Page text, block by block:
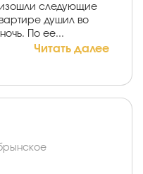
следующие
душил во
По ее...
Читать далее